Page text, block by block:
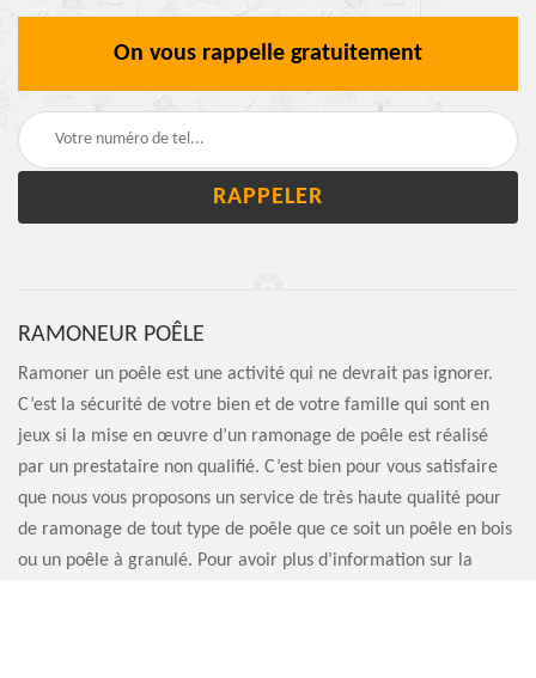
On vous rappelle gratuitement
RAMONEUR POÊLE
Ramoner un poêle est une activité qui ne devrait pas ignorer.
C’est la sécurité de votre bien et de votre famille qui sont en
jeux si la mise en œuvre d’un ramonage de poêle est réalisé
par un prestataire non qualifié. C’est bien pour vous satisfaire
que nous vous proposons un service de très haute qualité pour
de ramonage de tout type de poêle que ce soit un poêle en bois
ou un poêle à granulé. Pour avoir plus d’information sur la